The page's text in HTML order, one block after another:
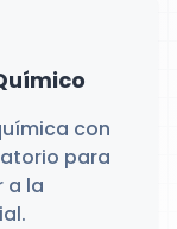
con
para
a la